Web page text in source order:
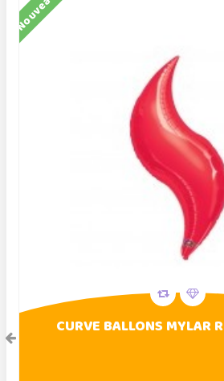
Nouveau
CURVE BALLONS MYLAR